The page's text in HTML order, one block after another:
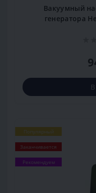
Вакуумный
генератора
Популярный
Заканчивается
Рекомендуем